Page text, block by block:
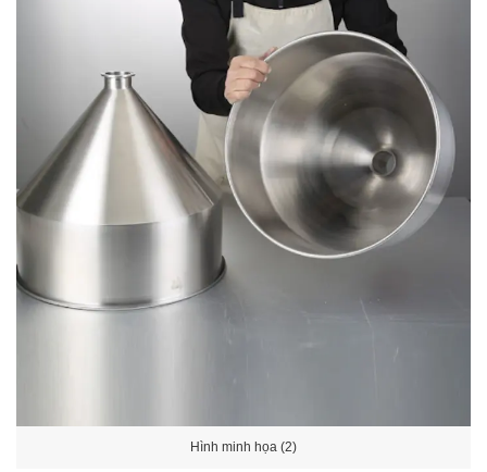
Hình minh họa (2)